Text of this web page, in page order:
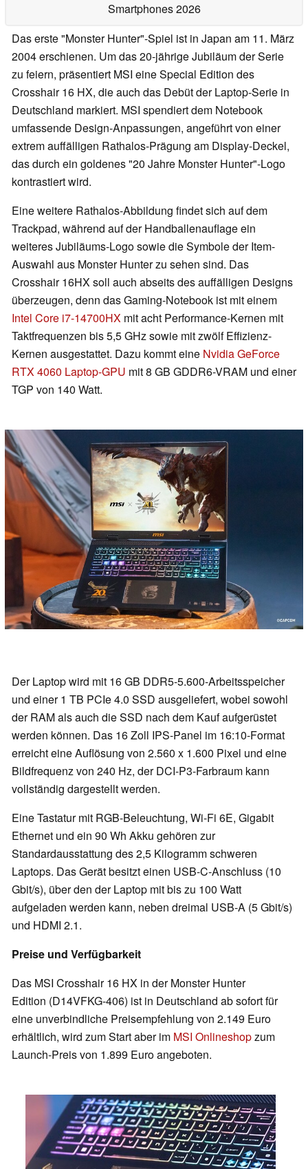
Smartphones 2026
Das erste "Monster Hunter"-Spiel ist in Japan am 11. März
2004 erschienen. Um das 20-jährige Jubiläum der Serie
zu feiern, präsentiert MSI eine Special Edition des
Crosshair 16 HX, die auch das Debüt der Laptop-Serie in
Deutschland markiert. MSI spendiert dem Notebook
umfassende Design-Anpassungen, angeführt von einer
extrem auffälligen Rathalos-Prägung am Display-Deckel,
das durch ein goldenes "20 Jahre Monster Hunter"-Logo
kontrastiert wird.
Eine weitere Rathalos-Abbildung findet sich auf dem
Trackpad, während auf der Handballenauflage ein
weiteres Jubiläums-Logo sowie die Symbole der Item-
Auswahl aus Monster Hunter zu sehen sind. Das
Crosshair 16HX soll auch abseits des auffälligen Designs
überzeugen, denn das Gaming-Notebook ist mit einem
Intel Core i7-14700HX mit acht Performance-Kernen mit
Taktfrequenzen bis 5,5 GHz sowie mit zwölf Effizienz-
Kernen ausgestattet. Dazu kommt eine Nvidia GeForce
RTX 4060 Laptop-GPU mit 8 GB GDDR6-VRAM und einer
TGP von 140 Watt.
Der Laptop wird mit 16 GB DDR5-5.600-Arbeitsspeicher
und einer 1 TB PCIe 4.0 SSD ausgeliefert, wobei sowohl
der RAM als auch die SSD nach dem Kauf aufgerüstet
werden können. Das 16 Zoll IPS-Panel im 16:10-Format
erreicht eine Auflösung von 2.560 x 1.600 Pixel und eine
Bildfrequenz von 240 Hz, der DCI-P3-Farbraum kann
vollständig dargestellt werden.
Eine Tastatur mit RGB-Beleuchtung, Wi-Fi 6E, Gigabit
Ethernet und ein 90 Wh Akku gehören zur
Standardausstattung des 2,5 Kilogramm schweren
Laptops. Das Gerät besitzt einen USB-C-Anschluss (10
Gbit/s), über den der Laptop mit bis zu 100 Watt
aufgeladen werden kann, neben dreimal USB-A (5 Gbit/s)
und HDMI 2.1.
Preise und Verfügbarkeit
Das MSI Crosshair 16 HX in der Monster Hunter
Edition (D14VFKG-406) ist in Deutschland ab sofort für
eine unverbindliche Preisempfehlung von 2.149 Euro
erhältlich, wird zum Start aber im MSI Onlineshopzum
Launch-Preis von 1.899 Euro angeboten.